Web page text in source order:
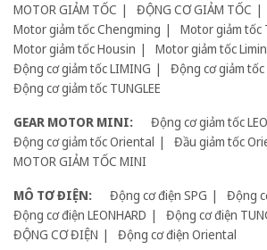
MOTOR GIẢM TỐC
ĐỘNG CƠ GIẢM TỐC
Motor giảm tốc Chengming
Motor giảm tốc
Motor giảm tốc Housin
Motor giảm tốc
Động cơ giảm tốc LIMING
Động cơ giảm tốc
Động cơ giảm tốc TUNGLEE
GEAR MOTOR MINI:
Động cơ giảm tốc
Động cơ giảm tốc Oriental
Đầu giảm tốc
MOTOR GIẢM TỐC MINI
MÔ TƠ ĐIỆN:
Động cơ điện SPG
Động
Động cơ điện LEONHARD
Động cơ điện
ĐỘNG CƠ ĐIỆN
Động cơ điện Oriental